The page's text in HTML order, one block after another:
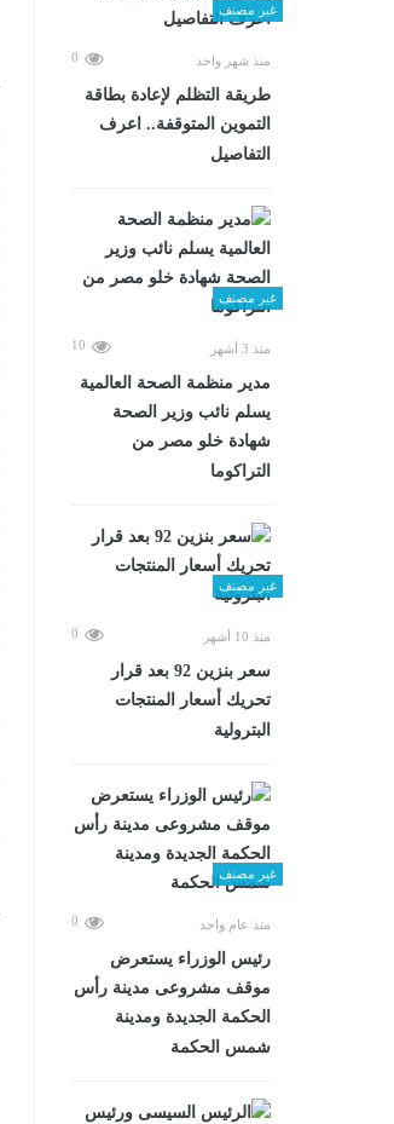
غير مصنف
منذ شهر واحد 0
طريقة التظلم لإعادة بطاقة
التموين المتوقفة.. اعرف
التفاصيل
غير مصنف
منذ 3 أشهر 10
مدير منظمة الصحة العالمية
يسلم نائب وزير الصحة
شهادة خلو مصر من
التراكوما
غير مصنف
منذ 10 أشهر 0
سعر بنزين 92 بعد قرار
تحريك أسعار المنتجات
البترولية
غير مصنف
منذ عام واحد 0
رئيس الوزراء يستعرض
موقف مشروعى مدينة رأس
الحكمة الجديدة ومدينة
شمس الحكمة